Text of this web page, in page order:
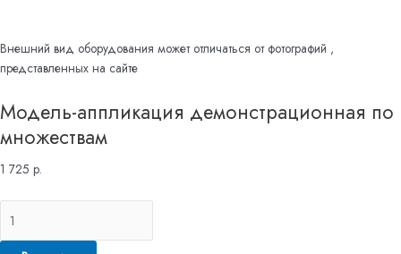
Внешний вид оборудования может отличаться от фотографий ,
представленных на сайте
Модель-аппликация демонстрационная по
множествам
1 725 р.